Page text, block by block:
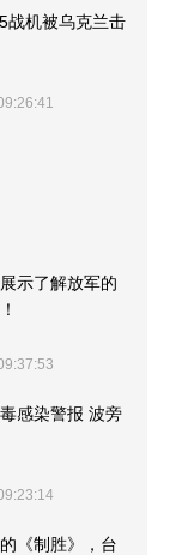
战机被乌克兰击
示了解放军的
感染警报 波旁
《制胜》，台